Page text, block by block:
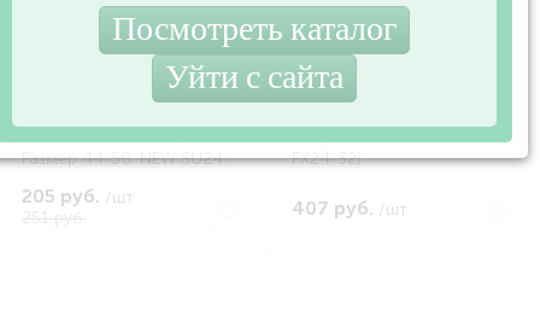
Размер 44-50. NEW SU24-
205 руб. /шт
251 руб.
FX24-32)
407 руб. /шт